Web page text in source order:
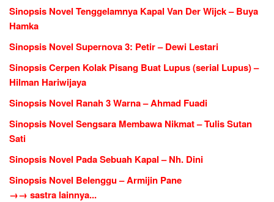
Sinopsis Novel Tenggelamnya Kapal Van Der Wijck – Buya
Hamka
Sinopsis Novel Supernova 3: Petir – Dewi Lestari
Sinopsis Cerpen Kolak Pisang Buat Lupus (serial Lupus) –
Hilman Hariwijaya
Sinopsis Novel Ranah 3 Warna – Ahmad Fuadi
Sinopsis Novel Sengsara Membawa Nikmat – Tulis Sutan
Sati
Sinopsis Novel Pada Sebuah Kapal – Nh. Dini
Sinopsis Novel Belenggu – Armijin Pane
→→ sastra lainnya...